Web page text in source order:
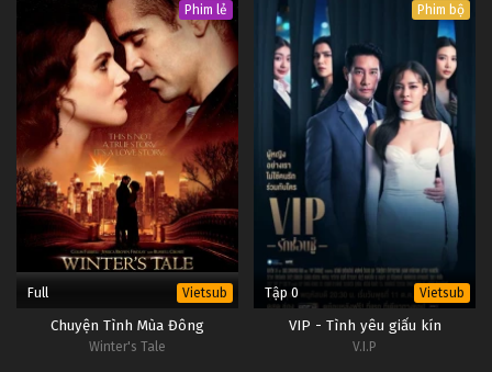
Phim lẻ
Full Vietsub
Chuyện Tình Mùa Đông
Winter's Tale
Phim bộ
Tập 0 Vietsub
VIP - Tình yêu giấu kín
V.I.P